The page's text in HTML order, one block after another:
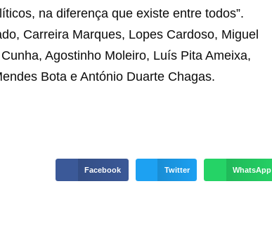
na diferença que existe entre todos”.
Carreira Marques, Lopes Cardoso, Miguel
Agostinho Moleiro, Luís Pita Ameixa,
Bota e António Duarte Chagas.
Facebook Twitter WhatsApp